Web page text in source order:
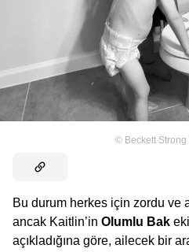
© Beckett
Bu durum herkes için zordu ve
ancak Kaitlin’in Olumlu Bak
açıkladığına göre, ailecek bir